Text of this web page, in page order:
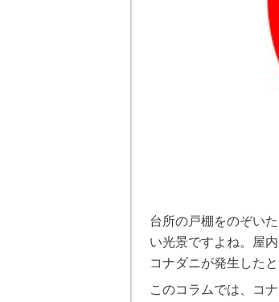
台所の戸棚をのぞい
い光景ですよね。屋
コナダニが発生した
このコラムでは、コ